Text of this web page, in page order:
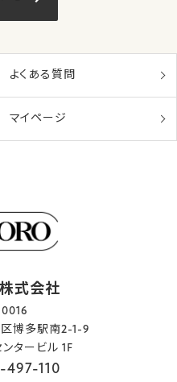
よくある質問
マイページ
式会社
博多駅南2-1-9
タービル 1F
497-110